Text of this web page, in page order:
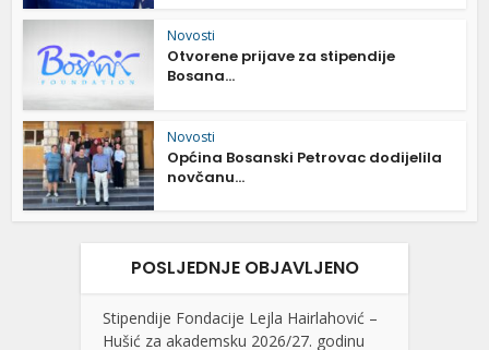
Novosti
Otvorene prijave za stipendije
Bosana...
Novosti
Općina Bosanski Petrovac dodijelila
novčanu...
POSLJEDNJE OBJAVLJENO
Stipendije Fondacije Lejla Hairlahović –
Hušić za akademsku 2026/27. godinu